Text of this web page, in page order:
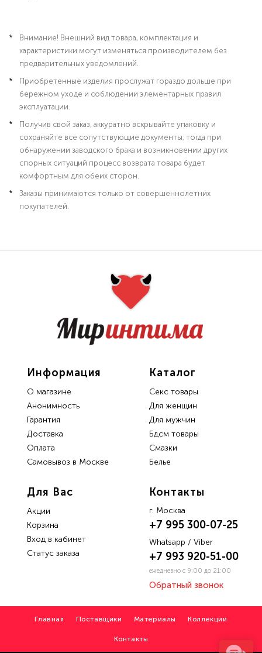
Внимание! Внешний вид товара, комплектация и
характеристики могут изменяться производителем без
предварительных уведомлений.
Приобретенные изделия прослужат гораздо дольше при
бережном уходе и соблюдении элементарных правил
эксплуатации.
Получив свой заказ, аккуратно вскрывайте упаковку и
сохраняйте все сопутствующие документы; тогда при
обнаружении заводского брака и возникновении других
спорных ситуаций процесс возврата товара будет
комфортным для обеих сторон.
Заказы принимаются только от совершеннолетних
покупателей.
Каталог
Секс товары
Для женщин
Для мужчин
Бдсм товары
Смазки
Белье
Информация
О магазине
Анонимность
Гарантия
Доставка
Oплата
Самовывоз в Москве
Для Вас
Акции
Корзина
Вход в кабинет
Статус заказа
Контакты
г. Москва
+7 995 300-07-25
+7 993 920-51-00
Whatsapp / Viber
ежедневно с 9:00 до 21:00
Обратный звонок
Главная Поставщики Материалы Коллекции
Контакты